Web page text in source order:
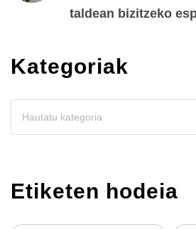
taldean bizitzeko
Kategoriak
Etiketen hodeia